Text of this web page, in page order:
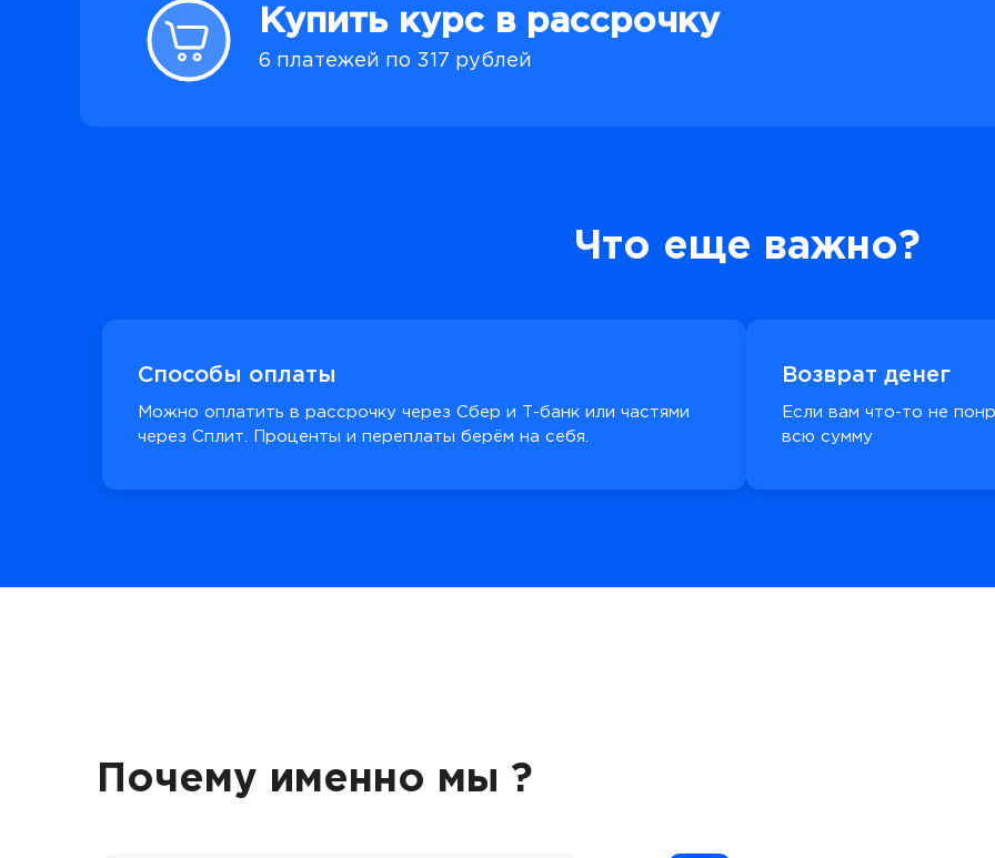
Купить курс в рассрочку
6 платежей по 317 рублей
Что еще важно?
Способы оплаты
Можно оплатить в рассрочку через Сбер и Т-банк или частями
через Сплит. Проценты и переплаты берём на себя.
Возврат денег
Если вам что-то не
всю сумму
Почему именно мы ?